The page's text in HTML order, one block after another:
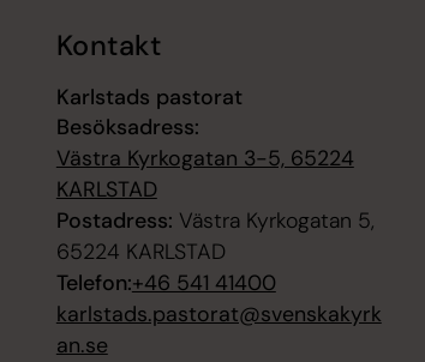
Kontakt
Karlstads pastorat
Besöksadress:
Västra Kyrkogatan 3-5, 65224
KARLSTAD
Postadress: Västra Kyrkogatan 5,
65224 KARLSTAD
Telefon:+46 541 41400
karlstads.pastorat@svenskakyrk
an.se